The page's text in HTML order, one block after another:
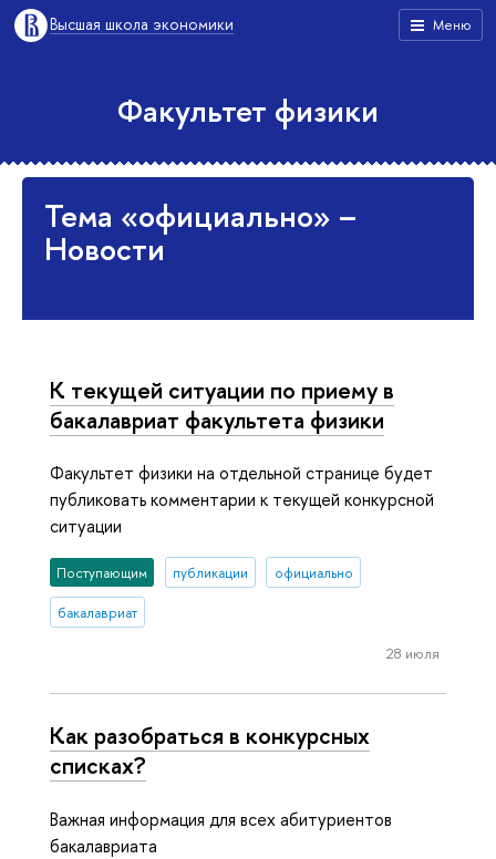
Меню
Высшая школа экономики
Факультет физики
Тема «официально» –
Новости
К текущей ситуации по приему в
бакалавриат факультета физики
Факультет физики на отдельной странице будет
публиковать комментарии к текущей конкурсной
ситуации
Поступающим публикации официально
бакалавриат
28 июля
Как разобраться в конкурсных
списках?
Важная информация для всех абитуриентов
бакалавриата